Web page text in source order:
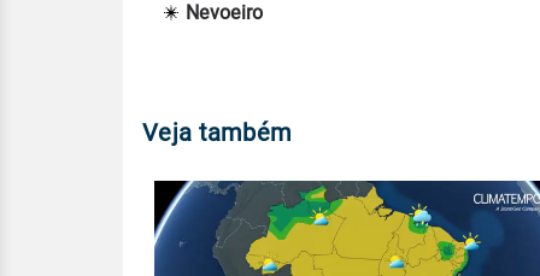
Nevoeiro
Veja também